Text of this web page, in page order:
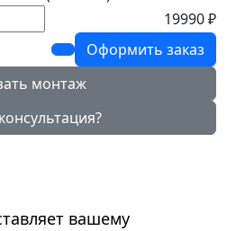
19990 ₽
Оформить заказ
монтаж
вашему